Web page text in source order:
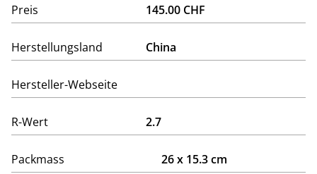
Preis 145.00 CHF
Herstellungsland China
Hersteller-Webseite
R-Wert 2.7
Packmass 26 x 15.3 cm